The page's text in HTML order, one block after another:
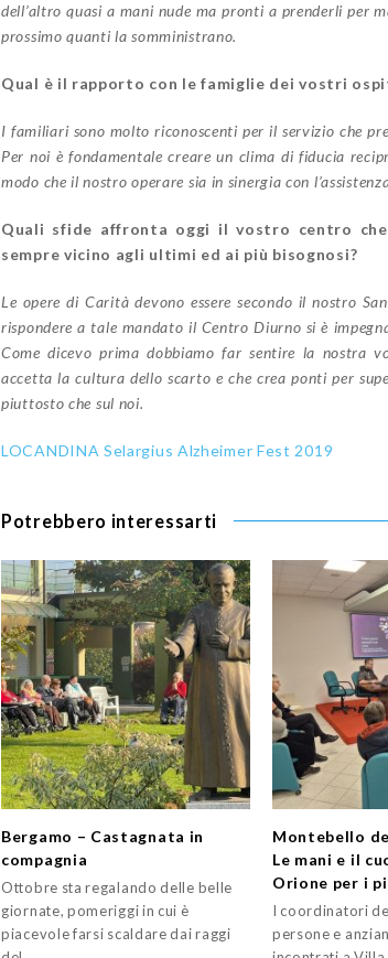
dell’altro quasi a mani nude ma pronti a prenderli per
prossimo quanti la somministrano.
Qual è il rapporto con le famiglie dei vostri
I familiari sono molto riconoscenti per il servizio che
Per noi è fondamentale creare un clima di fiducia
modo che il nostro operare sia in sinergia con
Quali sfide affronta oggi il vostro centro
sempre vicino agli ultimi ed ai più bisognosi?
Le opere di Carità devono essere secondo il nostro
rispondere a tale mandato il Centro Diurno si è
Come dicevo prima dobbiamo far sentire la nostra
accetta la cultura dello scarto e che crea ponti per
piuttosto che sul noi.
LOCANDINA Selargius Alzheimer Fest 2019
Potrebbero interessarti
Bergamo – Castagnata in
compagnia
Ottobre sta regalando delle belle
giornate, pomeriggi in cui è
piacevole farsi scaldare dai raggi
Montebello
Le mani e il
Orione per i
I coordinatori
persone e